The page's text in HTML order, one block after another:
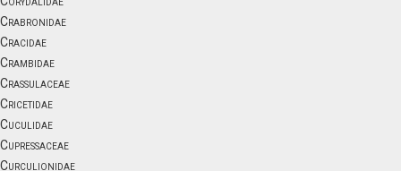
Crabronidae
Cracidae
Crambidae
Crassulaceae
Cricetidae
Cuculidae
Cupressaceae
Curculionidae